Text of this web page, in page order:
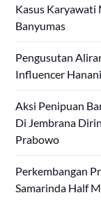
Kasus Karyawati
Banyumas
Pengusutan
Influencer
Aksi Penipuan
Di Jembrana
Prabowo
Perkembangan
Samarinda Half